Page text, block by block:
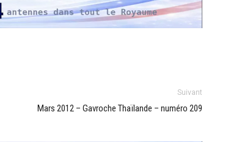
Suivant
Mars 2012 – Gavroche Thaïlande – numéro 209